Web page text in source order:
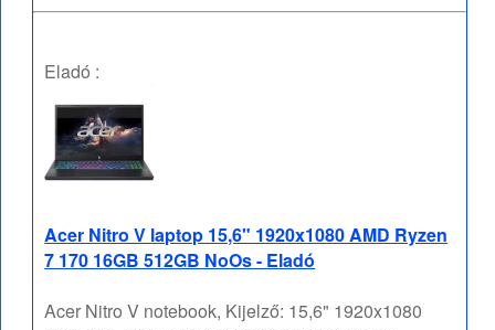
Eladó :
Acer Nitro V laptop 15,6" 1920x1080 AMD Ryzen
7 170 16GB 512GB NoOs - Eladó
Acer Nitro V notebook, Kijelző: 15,6" 1920x1080